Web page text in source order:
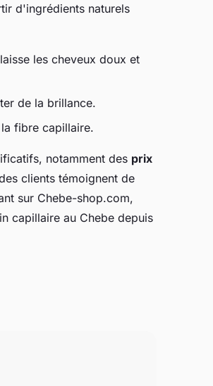
d'ingrédients naturels
les cheveux doux et
de la brillance.
fibre capillaire.
notamment des prix
clients témoignent de
sur Chebe-shop.com,
capillaire au Chebe depuis